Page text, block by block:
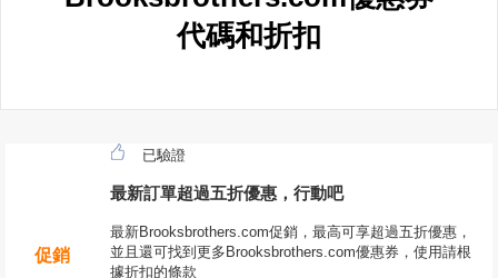
代碼和折扣
促銷
已驗證
最新訂單超過五折優惠，行動吧
最新Brooksbrothers.com促銷，最高可享超過五折優惠，
並且還可找到更多Brooksbrothers.com優惠券，使用請根
據折扣的條款